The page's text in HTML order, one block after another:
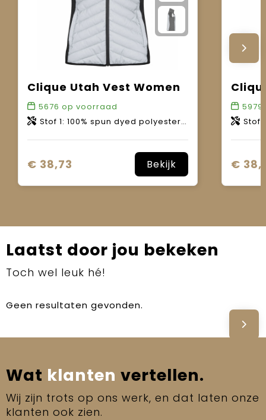
Clique Utah Vest Women
5676 op voorraad
Stof 1: 100% spun dyed polyester. Stof 2: 100% polyester met reflecterende coating.
€ 38,73 Bekijk
5979
Stof 1:
€
Laatst door jou bekeken
Toch wel leuk hé!
Geen resultaten gevonden.
Wat klanten vertellen.
Wij zijn trots op ons werk, en dat laten onze
klanten ook zien.